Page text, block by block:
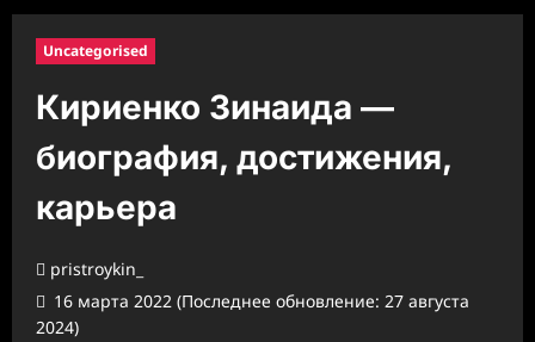
Uncategorised
Кириенко Зинаида —
биография, достижения,
карьера
pristroykin_
16 марта 2022 (Последнее обновление: 27 августа
2024)